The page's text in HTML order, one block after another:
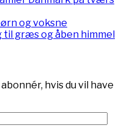
og voksne
græs og åben himmel
hvis du vil have